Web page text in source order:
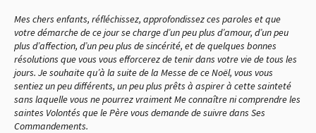
Mes chers enfants, réfléchissez, approfondissez ces paroles et que
votre démarche de ce jour se charge d’un peu plus d’amour, d’un peu
plus d’affection, d’un peu plus de sincérité, et de quelques bonnes
résolutions que vous vous efforcerez de tenir dans votre vie de tous les
jours. Je souhaite qu’à la suite de la Messe de ce Noël, vous vous
sentiez un peu différents, un peu plus prêts à aspirer à cette sainteté
sans laquelle vous ne pourrez vraiment Me connaître ni comprendre les
saintes Volontés que le Père vous demande de suivre dans Ses
Commandements.